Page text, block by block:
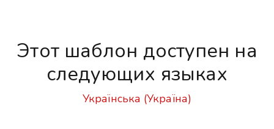
Этот шаблон доступен на
следующих языках
Українська (Україна)